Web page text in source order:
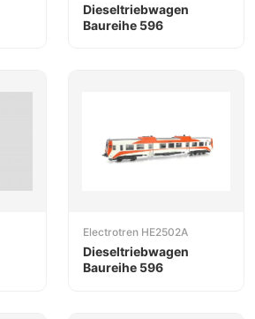
Dieseltriebwagen
Baureihe 596
Electrotren HE2502A
Dieseltriebwagen
Baureihe 596